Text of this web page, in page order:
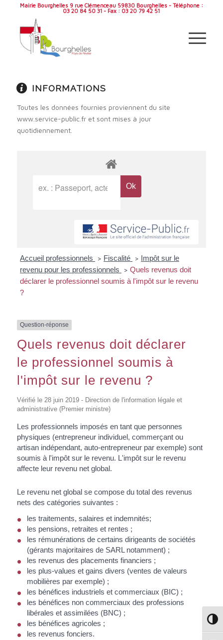
Mairie Bourghelles 9 rue Clémenceau 59830 Bourghelles - Téléphone :
03 20 84 50 31 - Fax : 03 20 79 42 51
INFORMATIONS
Toutes les données fournies proviennent du site
www.service-public.fr et sont mises à jour
quotidiennement.
Accueil professionnels > Fiscalité > Impôt sur le
revenu pour les professionnels
> Quels revenus doit
déclarer le professionnel soumis à l'impôt sur le revenu
?
Question-réponse
Quels revenus doit déclarer
le professionnel soumis à
l'impôt sur le revenu ?
Vérifié le 28 juin 2019 - Direction de l'information légale et
administrative (Premier ministre)
Les professionnels imposés en tant que personnes
physiques (entrepreneur individuel, commerçant ou
artisan indépendant, auto-entrepreneur par exemple) sont
soumis à l'impôt sur le revenu. L'impôt sur le revenu
affecte leur revenu net global.
Le revenu net global se compose du total des revenus
nets des catégories suivantes :
les traitements, salaires et indemnités;
les pensions, retraites et rentes ;
les rémunérations de certains dirigeants de sociétés
(gérants majoritaires de SARL notamment) ;
les revenus des placements financiers ;
les plus-values et gains divers (ventes de valeurs
mobilières par exemple) ;
les bénéfices industriels et commerciaux (BIC) ;
les bénéfices non commerciaux des professions
libérales et assimilées (BNC) ;
les bénéfices agricoles ;
les revenus fonciers.